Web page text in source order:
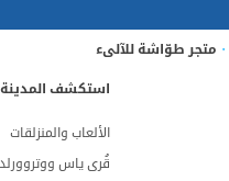
متجر طوّاشة للآلىء
استكشف المدينة
الألعاب والمنزلقات
قُرى ياس ووتروورلد